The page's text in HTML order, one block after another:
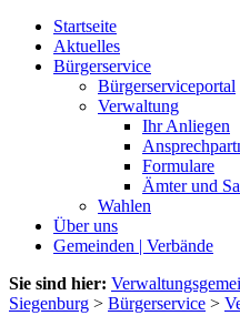
Startseite
Aktuelles
Bürgerservice
Bürgerserviceportal
Verwaltung
Ihr Anliegen
Formulare
Ämter und
Wahlen
Über uns
Gemeinden | Verbände
Sie sind hier:
Siegenburg > Bürgerservice >